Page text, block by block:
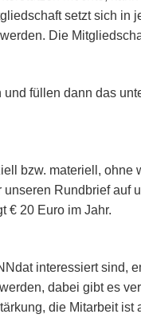
setzt sich in
Die
füllen dann das
bzw. materiell, ohne
Rundbrief auf
€ 20 Euro im Jahr.
interessiert sind,
dabei gibt es
die Mitarbeit ist